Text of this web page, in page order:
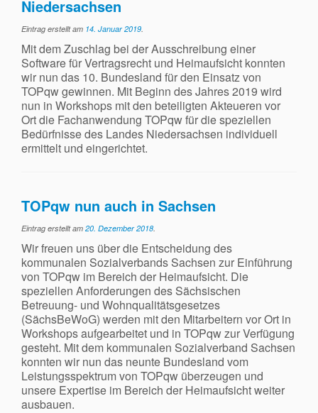
Niedersachsen
Eintrag erstellt am 14. Januar 2019.
Mit dem Zuschlag bei der Ausschreibung einer
Software für Vertragsrecht und Heimaufsicht konnten
wir nun das 10. Bundesland für den Einsatz von
TOPqw gewinnen. Mit Beginn des Jahres 2019 wird
nun in Workshops mit den beteiligten Akteueren vor
Ort die Fachanwendung TOPqw für die speziellen
Bedürfnisse des Landes Niedersachsen individuell
ermittelt und eingerichtet.
TOPqw nun auch in Sachsen
Eintrag erstellt am 20. Dezember 2018.
Wir freuen uns über die Entscheidung des
kommunalen Sozialverbands Sachsen zur Einführung
von TOPqw im Bereich der Heimaufsicht. Die
speziellen Anforderungen des Sächsischen
Betreuung- und Wohnqualitätsgesetzes
(SächsBeWoG) werden mit den Mitarbeitern vor Ort in
Workshops aufgearbeitet und in TOPqw zur Verfügung
gesteht. Mit dem kommunalen Sozialverband Sachsen
konnten wir nun das neunte Bundesland vom
Leistungsspektrum von TOPqw überzeugen und
unsere Expertise im Bereich der Heimaufsicht weiter
ausbauen.